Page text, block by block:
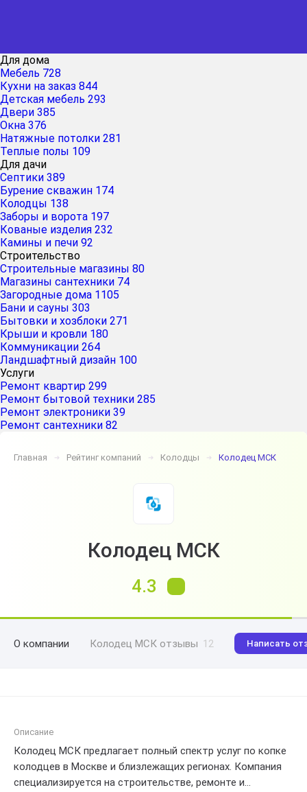
Для дома
Мебель 728
Кухни на заказ 844
Детская мебель 293
Двери 385
Окна 376
Натяжные потолки 281
Теплые полы 109
Для дачи
Септики 389
Бурение скважин 174
Колодцы 138
Заборы и ворота 197
Кованые изделия 232
Камины и печи 92
Строительство
Строительные магазины 80
Магазины сантехники 74
Загородные дома 1105
Бани и сауны 303
Бытовки и хозблоки 271
Крыши и кровли 180
Коммуникации 264
Ландшафтный дизайн 100
Услуги
Ремонт квартир 299
Ремонт бытовой техники 285
Ремонт электроники 39
Ремонт сантехники 82
Главная ➔ Рейтинг компаний ➔ Колодцы ➔ Колодец МСК
Колодец МСК
4.3
О компании Колодец МСК отзывы 12 Написать
Описание
Колодец МСК предлагает полный спектр услуг по копке
колодцев в Москве и близлежащих регионах. Компания
специализируется на строительстве, ремонте и